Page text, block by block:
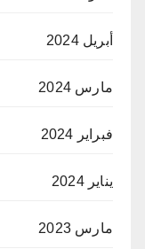
أبريل 2024
مارس 2024
فبراير 2024
يناير 2024
مارس 2023